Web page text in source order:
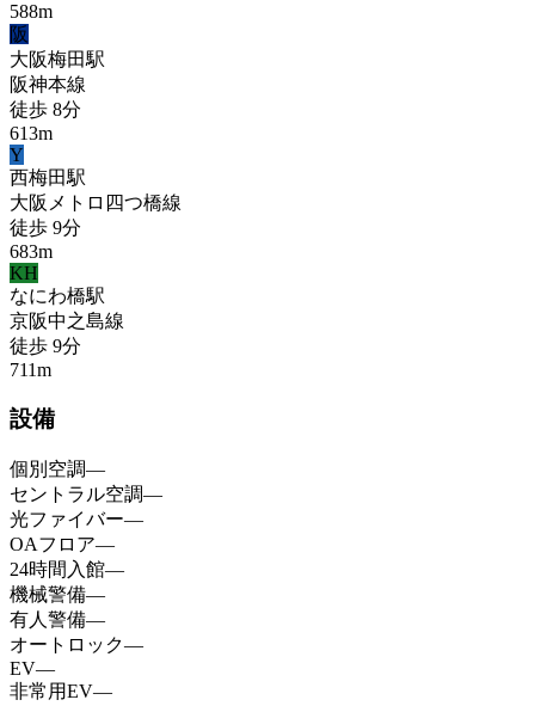
588m
阪
大阪梅田駅
阪神本線
徒歩 8分
613m
Y
西梅田駅
大阪メトロ四つ橋線
徒歩 9分
683m
KH
なにわ橋駅
京阪中之島線
徒歩 9分
711m
設備
個別空調—
セントラル空調—
光ファイバー—
OAフロア—
24時間入館—
機械警備—
有人警備—
オートロック—
EV—
非常用EV—